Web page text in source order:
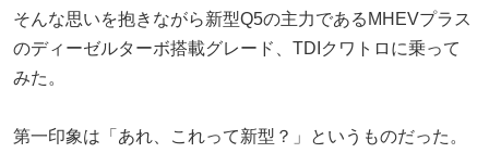
そんな思いを抱きながら新型Q5の主力であるMHEVプラス
のディーゼルターボ搭載グレード、TDIクワトロに乗って
みた。
第一印象は「あれ、これって新型？」というものだった。